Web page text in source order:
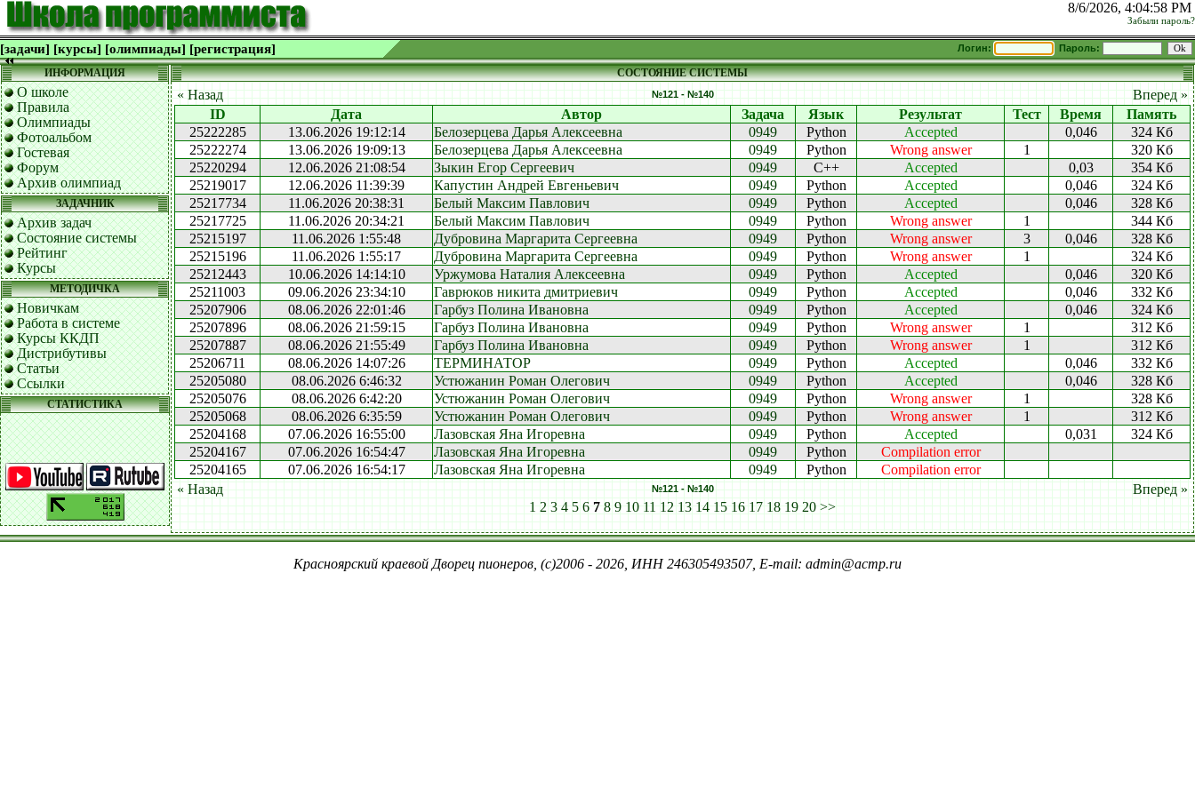
8/6/2026, 4:04:58 PM
Забыли пароль?
[задачи] [курсы] [олимпиады] [регистрация] Логин: Пароль:
ИНФОРМАЦИЯ
О школе
Правила
Олимпиады
Фотоальбом
Гостевая
Форум
Архив олимпиад
ЗАДАЧНИК
Архив задач
Состояние системы
Рейтинг
Курсы
МЕТОДИЧКА
Новичкам
Работа в системе
Курсы ККДП
Дистрибутивы
Статьи
Ссылки
СТАТИСТИКА
СОСТОЯНИЕ СИСТЕМЫ
« Назад №121 - №140
Вперед »
ID
Дата Автор Задача Язык Результат Тест Время
Память
25222285
13.06.2026 19:12:14 Белозерцева Дарья Алексеевна 0949 Python Accepted 0,046
324 Кб
25222274
13.06.2026 19:09:13 Белозерцева Дарья Алексеевна 0949 Python Wrong answer 1
320 Кб
25220294
12.06.2026 21:08:54 Зыкин Егор Сергеевич 0949 C++ Accepted 0,03
354 Кб
25219017
12.06.2026 11:39:39 Капустин Андрей Евгеньевич 0949 Python Accepted 0,046
324 Кб
25217734
11.06.2026 20:38:31 Белый Максим Павлович 0949 Python Accepted 0,046
328 Кб
25217725
11.06.2026 20:34:21 Белый Максим Павлович 0949 Python Wrong answer 1
344 Кб
25215197
11.06.2026 1:55:48 Дубровина Маргарита Сергеевна 0949 Python Wrong answer 3 0,046
328 Кб
25215196
11.06.2026 1:55:17 Дубровина Маргарита Сергеевна 0949 Python Wrong answer 1
324 Кб
25212443
10.06.2026 14:14:10 Уржумова Наталия Алексеевна 0949 Python Accepted 0,046
320 Кб
25211003
09.06.2026 23:34:10 Гаврюков никита дмитриевич 0949 Python Accepted 0,046
332 Кб
25207906
08.06.2026 22:01:46 Гарбуз Полина Ивановна 0949 Python Accepted 0,046
324 Кб
25207896
08.06.2026 21:59:15 Гарбуз Полина Ивановна 0949 Python Wrong answer 1
312 Кб
25207887
08.06.2026 21:55:49 Гарбуз Полина Ивановна 0949 Python Wrong answer 1
312 Кб
25206711
08.06.2026 14:07:26 ТЕРМИНАТОР 0949 Python Accepted 0,046
332 Кб
25205080
08.06.2026 6:46:32 Устюжанин Роман Олегович 0949 Python Accepted 0,046
328 Кб
25205076
08.06.2026 6:42:20 Устюжанин Роман Олегович 0949 Python Wrong answer 1
328 Кб
25205068
08.06.2026 6:35:59 Устюжанин Роман Олегович 0949 Python Wrong answer 1
312 Кб
25204168
07.06.2026 16:55:00 Лазовская Яна Игоревна 0949 Python Accepted 0,031
324 Кб
25204167
07.06.2026 16:54:47 Лазовская Яна Игоревна 0949 Python
Compilation error
25204165
07.06.2026 16:54:17 Лазовская Яна Игоревна 0949 Python
Compilation error
« Назад
№121 - №140
Вперед »
1 2 3 4 5 6 7 8 9 10 11 12 13 14 15 16 17 18 19 20 >>
Красноярский краевой Дворец пионеров, (c)2006 - 2026, ИНН 246305493507, E-mail: admin@acmp.ru